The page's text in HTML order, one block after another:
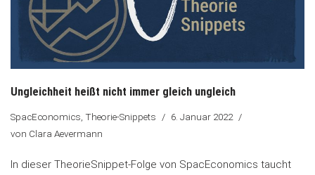
Ungleichheit heißt nicht immer gleich ungleich
SpacEconomics Theorie-Snippets
6. Januar 2022
von Clara Aevermann
In dieser TheorieSnippet-Folge von SpacEconomics taucht